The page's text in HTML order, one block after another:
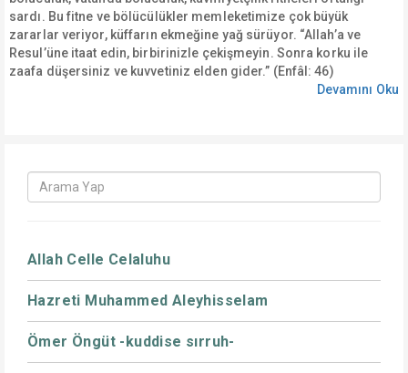
sardı. Bu fitne ve bölücülükler memleketimize çok büyük
zararlar veriyor, küffarın ekmeğine yağ sürüyor. “Allah’a ve
Resul’üne itaat edin, birbirinizle çekişmeyin. Sonra korku ile
zaafa düşersiniz ve kuvvetiniz elden gider.” (Enfâl: 46)
Devamını Oku
Allah Celle Celaluhu
Hazreti Muhammed Aleyhisselam
Ömer Öngüt -kuddise sırruh-